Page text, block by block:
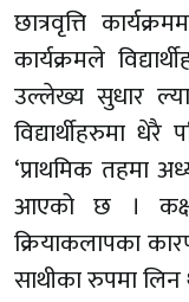
छात्रवृत्ति
कार्यक्रमले
उल्लेख्य सुधार
विद्यार्थीहरुमा
‘प्राथमिक तहमा
आएको छ । कक्षा
क्रियाकलापका
साथीका रुपमा